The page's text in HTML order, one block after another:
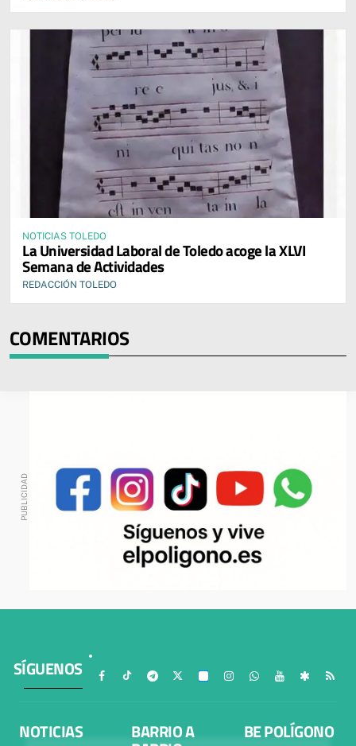
NOTICIAS TOLEDO
La Universidad Laboral de Toledo acoge la XLVI
Semana de Actividades
REDACCIÓN TOLEDO
COMENTARIOS
SÍGUENOS
NOTICIAS BARRIO A BE POLÍGONO